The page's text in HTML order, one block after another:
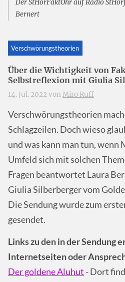
Der StHörFaktOhr auf Radio
Bernert
Verschwörungstheorien
Über die Wichtigkeit von
Selbstreflexion mit Giulia
14. Jul. 2022 von Miro Ruff
Verschwörungstheorien
Schlagzeilen. Doch wieso
und was kann man tun, wenn
Umfeld sich mit solchen
Fragen beantwortet Laura
Giulia Silberberger vom
Die Sendung wurde zum
gesendet.
Links zu den in der Sendung
Internetseiten oder
Der goldene Aluhut - Dort